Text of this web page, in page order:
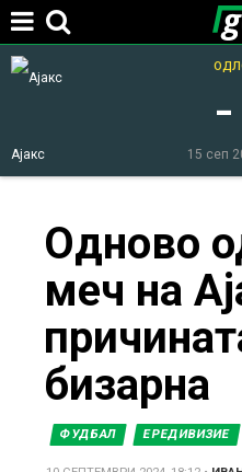
Jump to
Ајакс
-
15 сеп
here
Одново
меч на
бизарна
ФУДБАЛ ЕРЕДИВИЗИЕ